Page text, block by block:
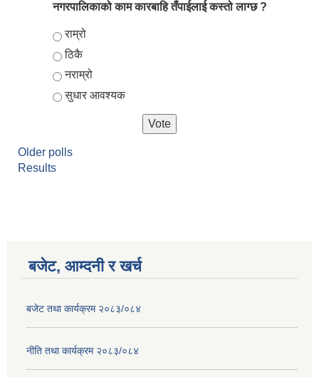
नगरपालिकाको काम कारबाहि तँपाईलाई कस्तो लाग्छ ?
Choices
राम्रो
ठिकै
नराम्रो
सुधार आवश्यक
Older polls
Results
बजेट, आम्दनी र खर्च
बजेट तथा कार्यक्रम २०८३/०८४
नीति तथा कार्यक्रम २०८३/०८४